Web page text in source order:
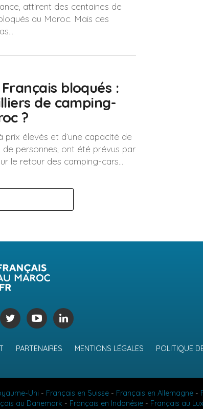
attirent des centaines de
au Maroc. Mais ces
bloqués :
de camping-
?
prix élevés et d’une capacité de
de personnes, ont été prévus par
le retour des camping-cars...
PARTENAIRES MENTIONS LÉGALES POLITIQUE
Uni - Français en Suisse - Français en Allemagne -
au Danemark - Français en Indonésie- Français au